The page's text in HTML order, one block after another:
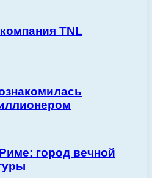
TNL
город вечной